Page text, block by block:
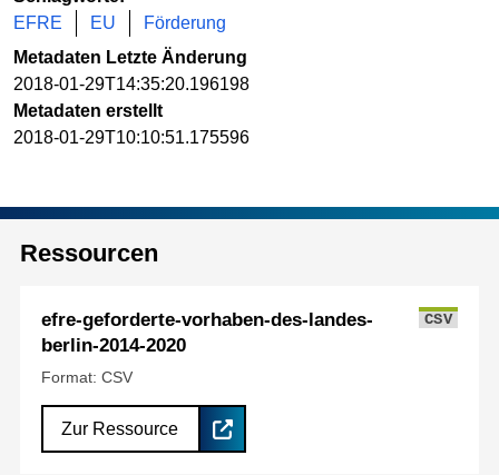
EFRE
EU
Förderung
Metadaten Letzte Änderung
2018-01-29T14:35:20.196198
Metadaten erstellt
2018-01-29T10:10:51.175596
Ressourcen
efre-geforderte-vorhaben-des-landes-
berlin-2014-2020
CSV
Format: CSV
Zur Ressource